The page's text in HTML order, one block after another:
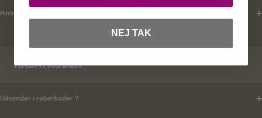
Hvordan tilmelder jeg mig ?
RABATKODER
Udsender i rabatkoder ?
NEJ TAK